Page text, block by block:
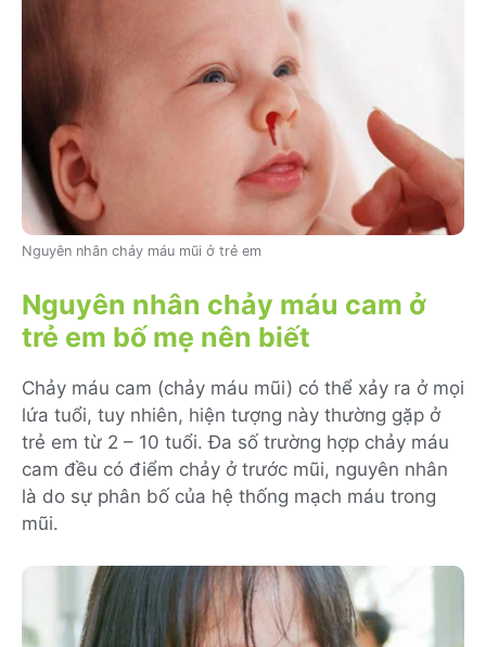
Nguyên nhân chảy máu mũi ở trẻ em
Nguyên nhân chảy máu cam ở
trẻ em bố mẹ nên biết
Chảy máu cam (chảy máu mũi) có thể xảy ra ở mọi
lứa tuổi, tuy nhiên, hiện tượng này thường gặp ở
trẻ em từ 2 – 10 tuổi. Đa số trường hợp chảy máu
cam đều có điểm chảy ở trước mũi, nguyên nhân
là do sự phân bố của hệ thống mạch máu trong
mũi.